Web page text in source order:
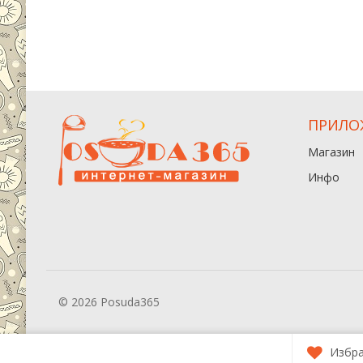
Магазин
Инфо
© 2026 Posuda365